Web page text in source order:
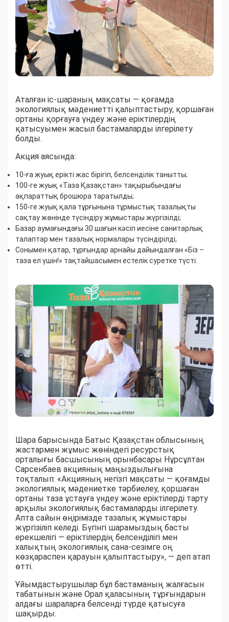
Аталған іс-шараның мақсаты — қоғамда
экологиялық мәдениетті қалыптастыру, қоршаған
ортаны қорғауға үндеу және еріктілердің
қатысуымен жасыл бастамаларды ілгерілету
болды.
Акция аясында:
10-ға жуық ерікті жас бірігіп, белсенділік танытты;
100-ге жуық «Таза Қазақстан» тақырыбындағы
ақпараттық брошюра таратылды;
150-ге жуық қала тұрғынына тұрмыстық тазалықты
сақтау жөнінде түсіндіру жұмыстары жүргізілді;
Базар аумағындағы 30 шағын кәсіп иесіне санитарлық
талаптар мен тазалық нормалары түсіндірілді;
Сонымен қатар, тұрғындар арнайы дайындалған «Біз –
таза ел үшін!» тақтайшасымен естелік суретке түсті.
Шара барысында Батыс Қазақстан облысының
жастармен жұмыс жөніндегі ресурстық
орталығы басшысының орынбасары Нұрсұлтан
Сарсенбаев акцияның маңыздылығына
тоқталып: «Акцияның негізгі мақсаты — қоғамды
экологиялық мәдениетке тәрбиелеу, қоршаған
ортаны таза ұстауға үндеу және еріктілерді тарту
арқылы экологиялық бастамаларды ілгерілету.
Апта сайын өңірімізде тазалық жұмыстары
жүргізіліп келеді. Бүгінгі шарамыздың басты
ерекшелігі — еріктілердің белсенділігі мен
халықтың экологиялық сана-сезімге оң
көзқараспен қарауын қалыптастыру», — деп атап
өтті.
Ұйымдастырушылар бұл бастаманың жалғасын
табатынын және Орал қаласының тұрғындарын
алдағы шараларға белсенді түрде қатысуға
шақырды.